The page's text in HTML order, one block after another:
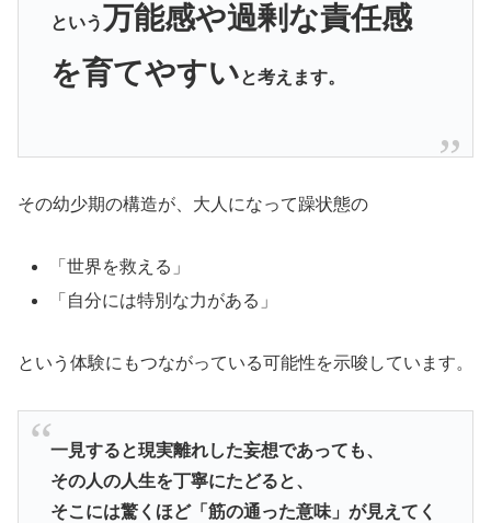
という万能感や過剰な責任感
を育てやすいと考えます。
その幼少期の構造が、大人になって躁状態の
「世界を救える」
「自分には特別な力がある」
という体験にもつながっている可能性を示唆しています。
一見すると現実離れした妄想であっても、
その人の人生を丁寧にたどると、
そこには驚くほど「筋の通った意味」が見えてく